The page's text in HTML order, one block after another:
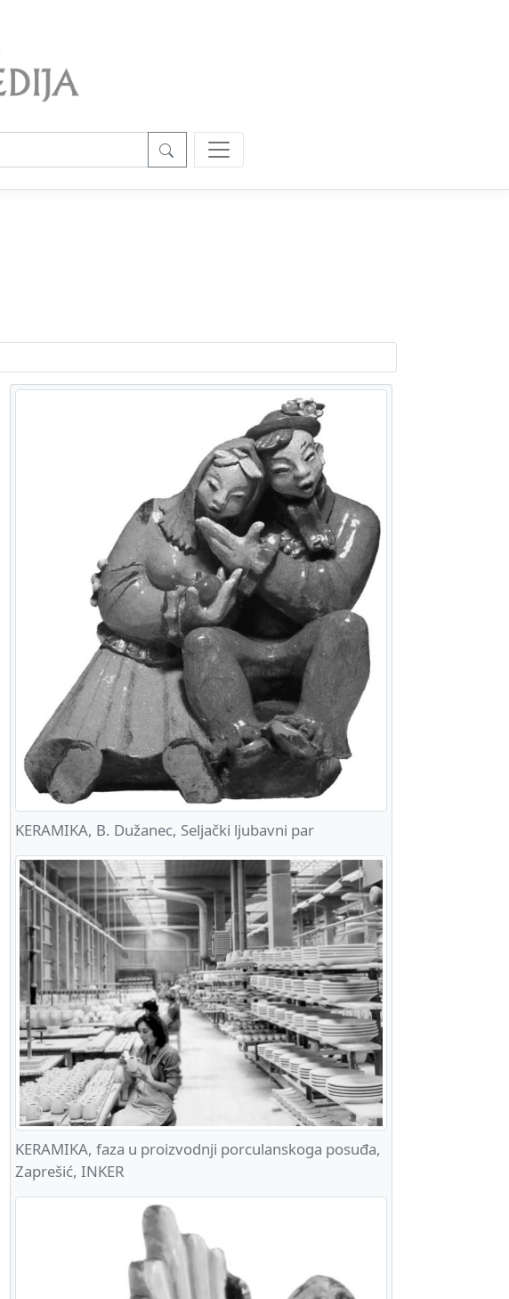
KERAMIKA, B. Dužanec, Seljački ljubavni par
KERAMIKA, faza u proizvodnji porculanskoga posuđa,
Zaprešić, INKER